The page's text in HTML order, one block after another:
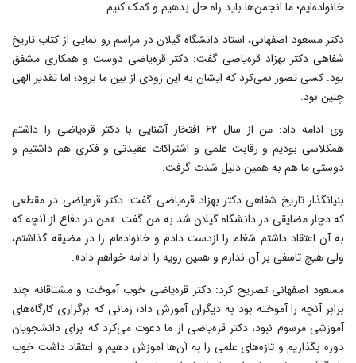
خانواده‌ایم؛ ما انجمن‌ها باید راه حل بدهیم و کمک کنیم.
دکتر مسعود اصفهانی، استاد دانشگاه گیلان در مراسم رو نمایی از کتاب تاریخ
شفاهی دکتر بهزاد قره‌یاضی گفت: دکتر قره‌یاضی دوست و همکاری مشفق
بود. کسی تصور نمی‌کرد که ایشان به این زودی از بین ما برود؛ اما تقدیر الهی
چنین بود.
وی ادامه داد: من از سال ۶۲ افتخار آشنایی با دکتر قره‌یاضی را داشتم
همکلاسی بودیم و رقابت علمی و اشتراکات عقیدتی و فکری هم داشتیم و
دوستی ما هم به همین دلیل شدت گرفت.
بنیانگذار تاریخ شفاهی دکتر بهزاد قره‌یاضی گفت: دکتر قره‌یاضی در مقطعی
که دچار مضایقی در دانشگاه گیلان شد به من گفت: «من در دفاع از آنچه که
به آن اعتقاد داشتم شغلم را ازدست دادم و خانواده‌ام را در مضیقه گذاشتم،
ولی هیچ تاسفی بر آن ندارم و همین رویه را ادامه خواهم داد».
مسعود اصفهانی تصریح کرد: دکتر قره‌یاضی خوب آموخت و مشتاقانه چند
برابر آنچه را آموخته بود به دیگران آموزش داد؛ زمانی که برگزاری کارگاه‌های
آموزشی مرسوم نبود، دکتر قره‌یاضی از ما دعوت می‌کرد که برای دانشجویان
دوره بگذاریم و تازه‌های علمی را به آن‌ها آموزش دهیم و اعتقاد داشت خوب